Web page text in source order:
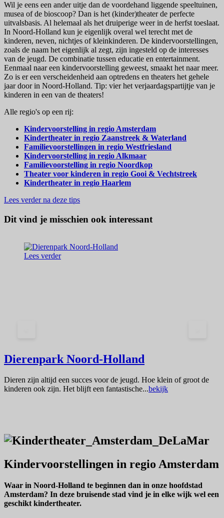
Wil je eens een ander uitje dan de voordehand liggende speeltuinen,
musea of de bioscoop? Dan is het (kinder)theater de perfecte
uitvalsbasis. Al helemaal als het druiperige weer in de herfst toeslaat.
In Noord-Holland kun je eigenlijk overal wel terecht met de
kinderen, neven, nichtjes of kleinkinderen. De kindervoorstellingen,
zoals de naam het eigenlijk al zegt, zijn ingesteld op de interesses
van de jeugd. De combinatie tussen educatie en entertainment.
Eenmaal naar een kindervoorstelling geweest, smaakt het naar meer.
Zo is er een verscheidenheid aan optredens en theaters het gehele
jaar door in Noord-Holland. Tip: vier het verjaardagspartijtje van je
kinderen in een van de theaters!
Alle regio's op een rij:
Kindervoorstelling in regio Amsterdam
Kindertheater in regio Zaanstreek & Waterland
Familievoorstellingen in regio Westfriesland
Kindervoorstelling in regio Alkmaar
Familievoorstelling in regio Noordkop
Theater voor kinderen in regio Gooi & Vechtstreek
Kindertheater in regio Haarlem
Lees verder na deze tips
Dit vind je misschien ook interessant
Lees verder
Dierenpark Noord-Holland
Dieren zijn altijd een succes voor de jeugd. Hoe klein of groot de
kinderen ook zijn. Het blijft een fantastische...bekijk
Kindervoorstellingen in regio Amsterdam
Waar in Noord-Holland te beginnen dan in onze hoofdstad
Amsterdam? In deze bruisende stad vind je in elke wijk wel een
geschikt kindertheater.